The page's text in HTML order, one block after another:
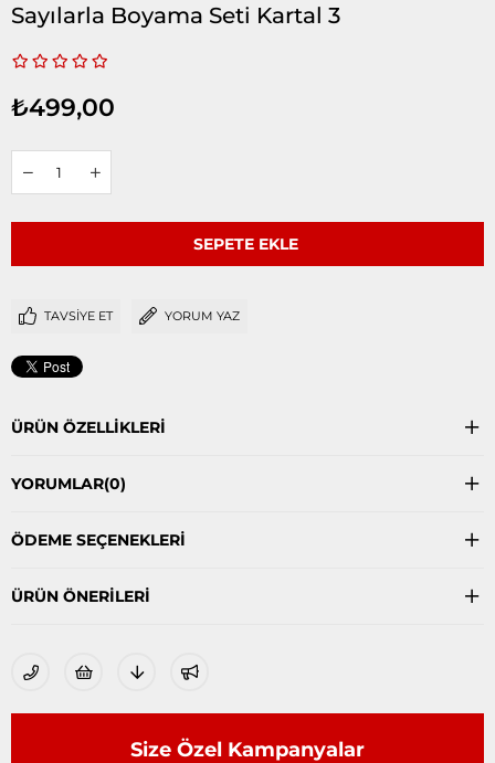
Sayılarla Boyama Seti Kartal 3
₺499,00
TAVSIYE ET YORUM YAZ
ÜRÜN ÖZELLIKLERI
YORUMLAR(0)
ÖDEME SEÇENEKLERI
ÜRÜN ÖNERILERI
Size Özel Kampanyalar